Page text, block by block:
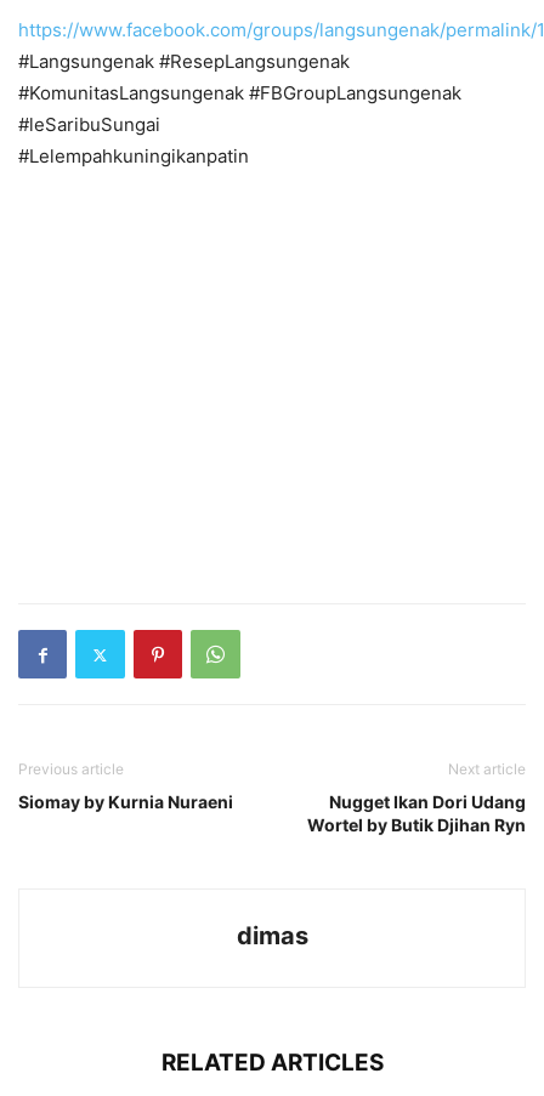
https://www.facebook.com/groups/langsungenak/
#Langsungenak #ResepLangsungenak
#KomunitasLangsungenak #FBGroupLangsungenak
#leSaribuSungai
#Lelempahkuningikanpatin
Previous article
Siomay by Kurnia Nuraeni
Next article
Nugget Ikan Dori Udang
Wortel by Butik Djihan Ryn
dimas
RELATED ARTICLES